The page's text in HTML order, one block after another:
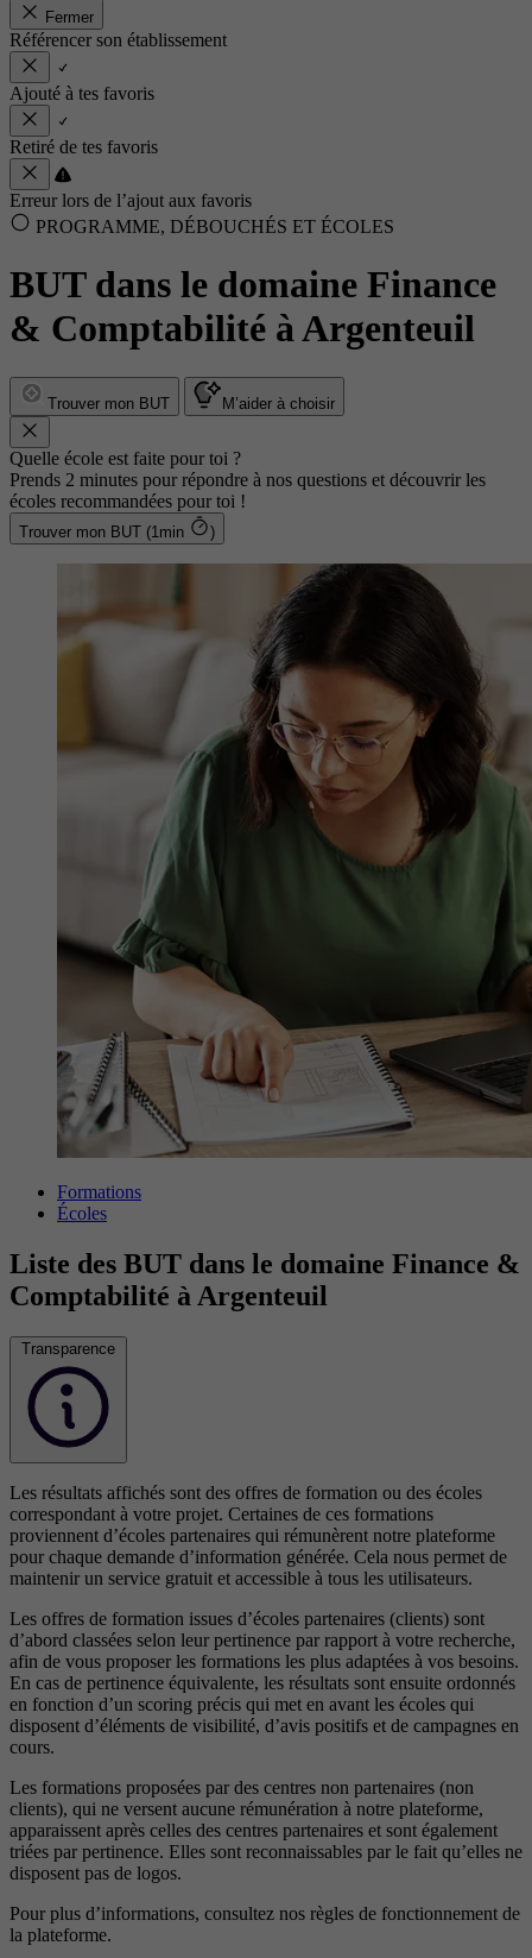
Fermer
Référencer son établissement
Ajouté à tes favoris
Retiré de tes favoris
Erreur lors de l’ajout aux favoris
PROGRAMME, DÉBOUCHÉS ET ÉCOLES
BUT dans le domaine Finance
& Comptabilité à Argenteuil
Trouver mon BUT M’aider à choisir
Quelle école est faite pour toi ?
Prends 2 minutes pour répondre à nos questions et découvrir les
écoles recommandées pour toi !
Trouver mon BUT (1min )
Formations
Écoles
Liste des BUT dans le domaine Finance &
Comptabilité à Argenteuil
Transparence
Les résultats affichés sont des offres de formation ou des écoles
correspondant à votre projet. Certaines de ces formations
proviennent d’écoles partenaires qui rémunèrent notre plateforme
pour chaque demande d’information générée. Cela nous permet de
maintenir un service gratuit et accessible à tous les utilisateurs.
Les offres de formation issues d’écoles partenaires (clients) sont
d’abord classées selon leur pertinence par rapport à votre recherche,
afin de vous proposer les formations les plus adaptées à vos besoins.
En cas de pertinence équivalente, les résultats sont ensuite ordonnés
en fonction d’un scoring précis qui met en avant les écoles qui
disposent d’éléments de visibilité, d’avis positifs et de campagnes en
cours.
Les formations proposées par des centres non partenaires (non
clients), qui ne versent aucune rémunération à notre plateforme,
apparaissent après celles des centres partenaires et sont également
triées par pertinence. Elles sont reconnaissables par le fait qu’elles ne
disposent pas de logos.
Pour plus d’informations, consultez nos règles de fonctionnement de
la plateforme.